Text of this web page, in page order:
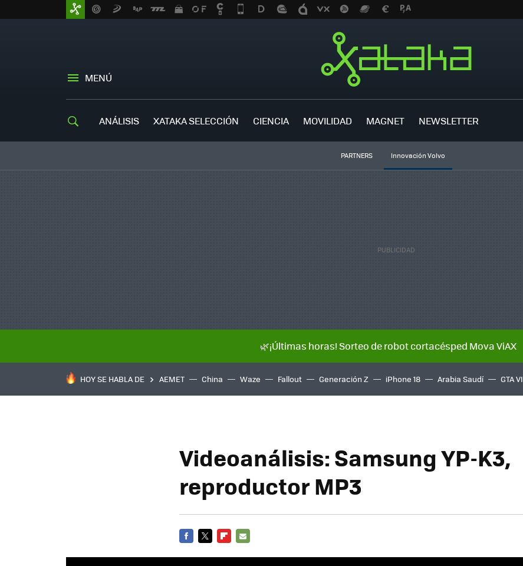
MENÚ
ANÁLISIS XATAKA SELECCIÓN CIENCIA MOVILIDAD MAGNET NEWSLETTER
PARTNERS Innovación Volvo
🌿¡Últimas horas! Sorteo de robot cortacésped Mova ViAX
HOY SE HABLA DE AEMET China Waze Fallout Generación Z iPhone 18 Arabia Saudí GTA VI
Videoanálisis: Samsung YP-K3,
reproductor MP3